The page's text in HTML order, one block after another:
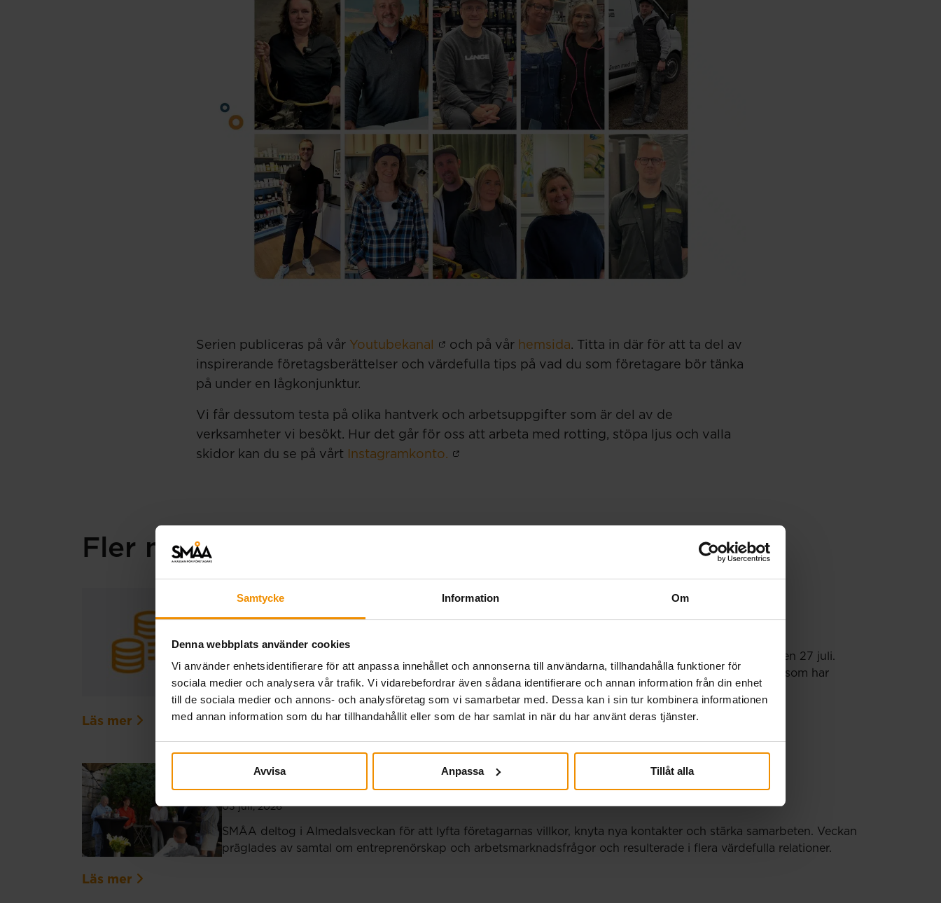
Samtycke Information Om
Denna webbplats använder cookies
Vi använder enhetsidentifierare för att anpassa innehållet och annonserna till användarna, tillhandahålla funktioner för
sociala medier och analysera vår trafik. Vi vidarebefordrar även sådana identifierare och annan information från din enhet
till de sociala medier och annons- och analysföretag som vi samarbetar med. Dessa kan i sin tur kombinera informationen
med annan information som du har tillhandahållit eller som de har samlat in när du har använt deras tjänster.
Avvisa Anpassa Tillåt alla
Serien publiceras på vår Youtubekanal och på vår hemsida. Titta in där för att ta del av
inspirerande företagsberättelser och värdefulla tips på vad du som företagare bör tänka
på under en lågkonjunktur.
Vi får dessutom testa på olika hantverk och arbetsuppgifter som är del av de
verksamheter vi besökt. Hur det går för oss att arbeta med rotting, stöpa ljus och valla
skidor kan du se på vårt
Instagramkonto.
Fler nyheter
Extra utbetalning 27 juli.
På grund av en teknisk störning i a-kassornas gemensamma system genomförs en extra utbetalning den 27 juli.
Den ordinarie utbetalningen på torsdag sker som vanligt för alla tidrapporter och månadsansökningar som har
registrerats för utbetalning senast 20 juli. Har din tidrapport eller…
Läs mer
SMÅA i Almedalen 2026
03 juli, 2026
SMÅA deltog i Almedalsveckan för att lyfta företagarnas villkor, knyta nya kontakter och stärka samarbeten. Veckan
präglades av samtal om entreprenörskap och arbetsmarknadsfrågor och resulterade i flera värdefulla relationer.
Läs mer